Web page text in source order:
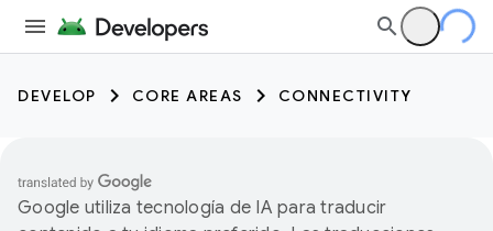
DEVELOP CORE AREAS CONNECTIVITY
Google utiliza tecnología de IA para traducir